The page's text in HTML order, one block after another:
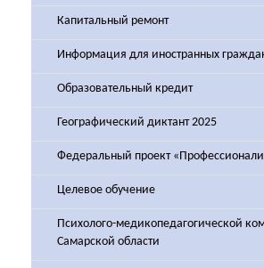
Капитальный ремонт
Информация для иностранных
Образовательный кредит
Географический диктант 2025
Федеральный проект
Целевое обучение
Психолого-медикопедагогической
Самарской области